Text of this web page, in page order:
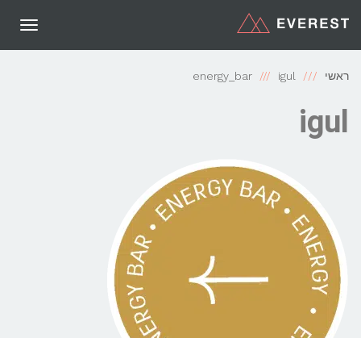
ראשי energy_bar igul
igul